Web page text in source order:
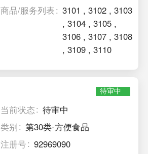
商品/服务列表
3101 ,3102 ,3103
,3104 ,3105 ,
3106 ,3107 ,3108
,3109 ,3110
待审中
当前状态
待审中
类别
第30类-方便食品
注册号
92969090